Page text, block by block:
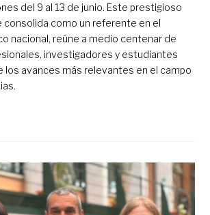
del 9 al 13 de junio. Este prestigioso
consolida como un referente en el
nacional, reúne a medio centenar de
investigadores y estudiantes
los avances más relevantes en el campo